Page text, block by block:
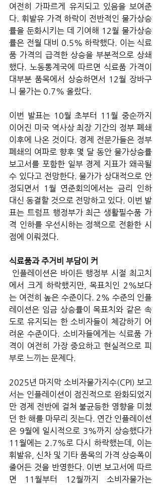
여전히 가파르게 유지되고 있음을 보여준
다. 휘발유 가격 하락이 전반적인 물가상승
률을 둔화시키는 데 기여해 12월 물가상승
률은 전월 대비 0.5% 하락했다. 이는 식료
품 가격의 급격한 상승을 부분적으로 상쇄
했다. 노동통계국에 따르면 식료품 가격이
대부분 품목에서 상승하면서 12월 장바구
니 물가는 0.7% 올랐다.
이번 발표는 10월 초부터 11월 중순까지
이어진 미국 역사상 최장 기간의 정부 폐쇄
이후에 나온 것이다. 경제 전문가들은 정부
폐쇄의 여파로 향후 몇 달 동안 물가상승률
보고서를 포함한 일부 경제 지표가 왜곡될
수 있다고 전망한다. 물가가 상대적으로 안
정되면서 1월 연준회의에서는 금리 인하
대신 동결할 것으로 전망하고 있다. 이번 발
표는 트럼프 행정부가 최근 생활필수품 가
격 인하를 우선시하는 정책으로 전환한 시
점에 이뤄졌다.
식료품과 주거비 부담이 커
에서 크게 하락했지만, 목표치인 2%보다
는 여전히 높은 수준이다. 2% 수준의 인플
레이션은 임금 상승률이 목표치와 같은 속
도로 유지되는 한 소비자들이 체감하기 어
려운 수준이다. 소비자들에게는 식료품 가
격이 여전히 가장 중요하고 현실적으로 피
부로 느끼는 문제다.
2025년 마지막 소비자물가지수(CPI) 보고
서는 인플레이션이 점진적으로 완화되었지
만 경제 전반에 걸쳐 불균등한 영향을 미쳤
던 한 해를 마무리 짓는다. 연간 인플레이션
은 9월에 일시적으로 3%까지 상승했다가
11월에는 2.7%로 다시 하락했는데, 이는
휘발유, 신차 및 기타 품목의 가격 상승폭이
줄어든 것을 반영한다. 이번 보고서에 따르
면 11월부터 12월까지 소비자물가는